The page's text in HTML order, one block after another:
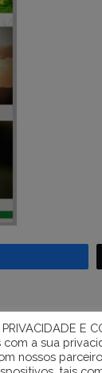
E
a sua
nossos